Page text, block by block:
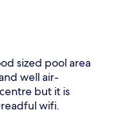
sized pool area
well air-
but it is
wifi.